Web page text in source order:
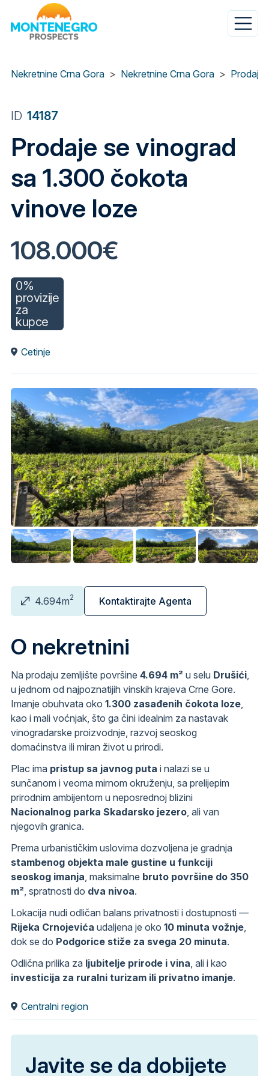
Nekretnine Crna Gora
Nekretnine Crna Gora Prodaja
ID 14187
Prodaje se vinograd
sa 1.300 čokota
vinove loze
108.000€
0%
provizije
za
kupce
Cetinje
4.694m2 Kontaktirajte Agenta
O nekretnini
Na prodaju zemljište površine 4.694 m² u selu Drušići,
u jednom od najpoznatijih vinskih krajeva Crne Gore.
Imanje obuhvata oko 1.300 zasađenih čokota loze,
kao i mali voćnjak, što ga čini idealnim za nastavak
vinogradarske proizvodnje, razvoj seoskog
domaćinstva ili miran život u prirodi.
Plac ima pristup sa javnog puta i nalazi se u
sunčanom i veoma mirnom okruženju, sa prelijepim
prirodnim ambijentom u neposrednoj blizini
Nacionalnog parka Skadarsko jezero, ali van
njegovih granica.
Prema urbanističkim uslovima dozvoljena je gradnja
stambenog objekta male gustine u funkciji
seoskog imanja, maksimalne bruto površine do 350
m², spratnosti do dva nivoa.
Lokacija nudi odličan balans privatnosti i dostupnosti —
Rijeka Crnojevića udaljena je oko 10 minuta vožnje,
dok se do Podgorice stiže za svega 20 minuta.
Odlična prilika za ljubitelje prirode i vina, ali i kao
investicija za ruralni turizam ili privatno imanje.
Centralni region
Javite se da dobijete